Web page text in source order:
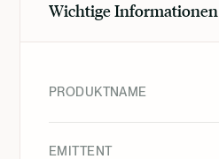
Wichtige Informationen
PRODUKTNAME
EMITTENT